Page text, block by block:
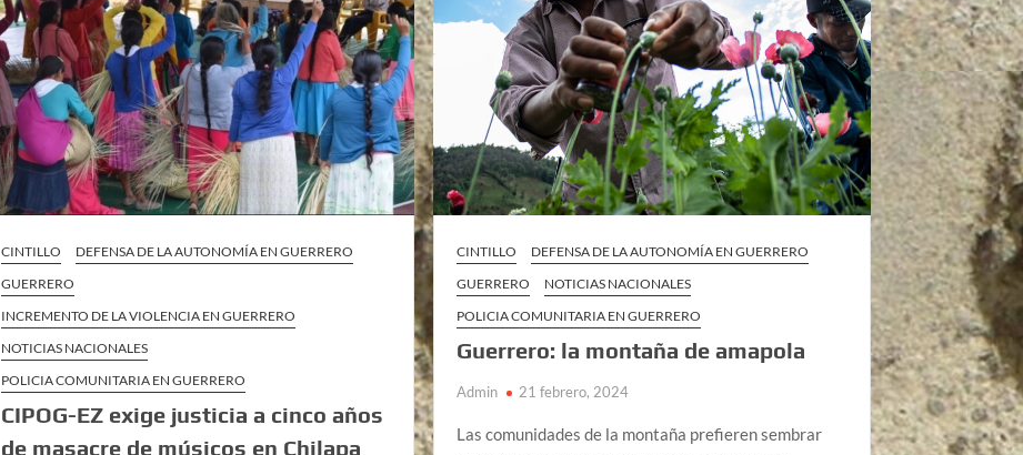
CINTILLO
DEFENSA DE LA AUTONOMÍA EN GUERRERO
GUERRERO
INCREMENTO DE LA VIOLENCIA EN GUERRERO
NOTICIAS NACIONALES
POLICIA COMUNITARIA EN GUERRERO
CIPOG-EZ exige justicia a cinco años
de masacre de músicos en Chilapa
CINTILLO
DEFENSA DE LA AUTONOMÍA EN GUERRERO
GUERRERO
NOTICIAS NACIONALES
POLICIA COMUNITARIA EN GUERRERO
Guerrero: la montaña de amapola
Admin 21 febrero, 2024
Las comunidades de la montaña prefieren sembrar